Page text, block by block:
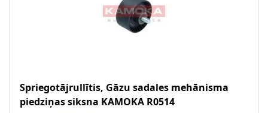
Spriegotājrullītis, Gāzu sadales mehānisma
piedziņas siksna KAMOKA R0514